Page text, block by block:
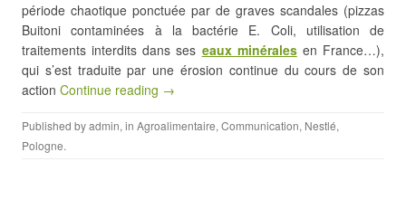
période chaotique ponctuée par de graves scandales (pizzas
Buitoni contaminées à la bactérie E. Coli, utilisation de
traitements interdits dans ses eaux minéralesen France…),
qui s’est traduite par une érosion continue du cours de son
action Continue reading →
Published byadmin, in Agroalimentaire, Communication, Nestlé,
Pologne.